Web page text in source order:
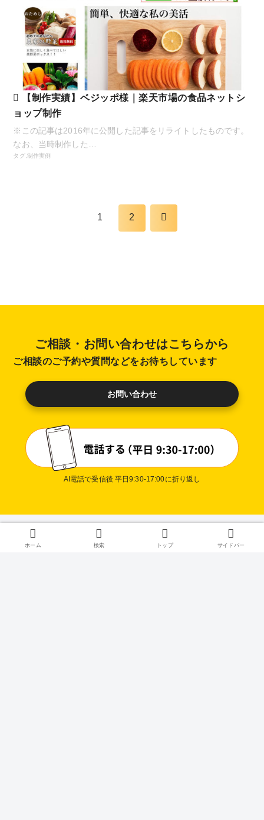
【制作実績】ベジッポ様｜楽天市場の食品ネットシ
ョップ制作
※この記事は2016年に公開した記事をリライトしたものです。
なお、当時制作した…
タグ, 制作実例
1 2
ご相談・お問い合わせはこちらから
ご相談のご予約や質問などをお待ちしています
お問い合わせ
AI電話で受信後 平日9:30-17:00に折り返し
プライバシー
ホーム 検索 トップ サイドバー